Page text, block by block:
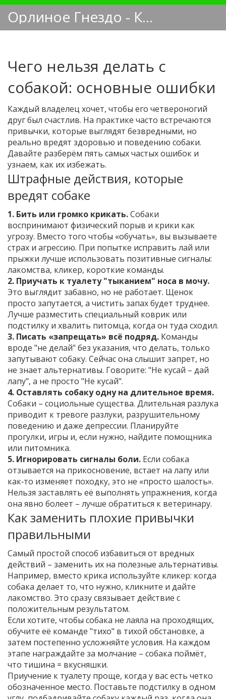
Орлиное Гнездо - Кинологический блог
Чего нельзя делать с
собакой: основные ошибки
Каждый владелец хочет, чтобы его четвероногий
друг был счастлив. На практике часто встречаются
привычки, которые выглядят безвредными, но
реально вредят здоровью и поведению собаки.
Давайте разберём пять самых частых ошибок и
узнаем, как их избежать.
Штрафные действия, которые
вредят собаке
1. Бить или громко крикать.Собаки
воспринимают физический порыв и крики как
угрозу. Вместо того чтобы «обучать», вы вызываете
страх и агрессию. При попытке исправить лай или
прыжки лучше использовать позитивные сигналы:
лакомства, кликер, короткие команды.
2. Приучать к туалету "тыканием" носа в мочу.
Это выглядит забавно, но не работает. Щенок
просто запутается, а чистить запах будет труднее.
Лучше разместить специальный коврик или
подстилку и хвалить питомца, когда он туда сходил.
3. Писать «запрещать» всё подряд. Команды
вроде "не делай" без указания, что делать, только
запутывают собаку. Сейчас она слышит запрет, но
не знает альтернативы. Говорите: "Не кусай – дай
лапу", а не просто "Не кусай".
4. Оставлять собаку одну на длительное время.
Собаки – социо­льные существа. Длительная разлука
приводит к тревоге разлуки, разрушительному
поведению и даже депрессии. Планируйте
прогулки, игры и, если нужно, найдите помощника
или питомника.
5. Игнорировать сигналы боли. Если собака
отзывается на прикосновение, встает на лапу или
как‑то изменяет походку, это не «просто шалость».
Нельзя заставлять её выполнять упражнения, когда
она явно болеет – лучше обратиться к ветеринару.
Как заменить плохие привычки
правильными
Самый простой способ избавиться от вредных
действий – заменить их на полезные альтернативы.
Например, вместо крика используйте кликер: когда
собака делает то, что нужно, кликните и дайте
лакомство. Это сразу связывает действие с
положительным результатом.
Если хотите, чтобы собака не лаяла на проходящих,
обучите её команде "тихо" в тихой обстановке, а
затем постепенно усложняйте условия. На каждом
этапе награждайте за молчание – собака поймёт,
что тишина = вкусняшки.
Приучение к туалету проще, когда у вас есть четко
обозначенное место. Поставьте подстилку в одном